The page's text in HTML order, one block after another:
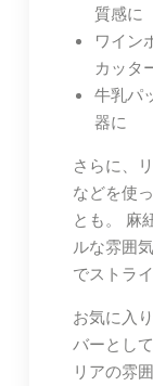
質感に
ワイン
カッタ
牛乳パ
器に
さらに、
などを使
とも。 麻
ルな雰囲
でストラ
お気に入
バーとし
リアの雰